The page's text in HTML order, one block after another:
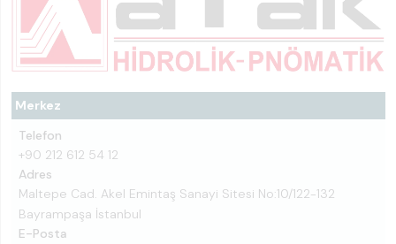
Merkez
Telefon
+90 212 612 54 12
Adres
Maltepe Cad. Akel Emintaş Sanayi Sitesi No:10/122-132
Bayrampaşa İstanbul
E-Posta